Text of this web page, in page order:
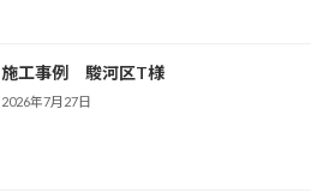
施工事例 駿河区T様
2026年7月27日